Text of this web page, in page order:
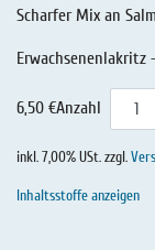
Scharfer Mix an
6,50 €Anzahl
inkl. 7,00% USt. zzgl.
Inhaltsstoffe anzeigen